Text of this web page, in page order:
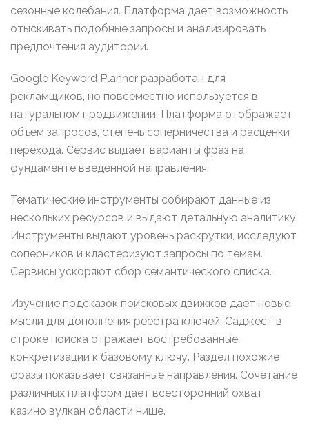
сезонные колебания. Платформа дает возможность
отыскивать подобные запросы и анализировать
предпочтения аудитории.
Google Keyword Planner разработан для
рекламщиков, но повсеместно используется в
натуральном продвижении. Платформа отображает
объём запросов, степень соперничества и расценки
перехода. Сервис выдает варианты фраз на
фундаменте введённой направления.
Тематические инструменты собирают данные из
нескольких ресурсов и выдают детальную аналитику.
Инструменты выдают уровень раскрутки, исследуют
соперников и кластеризуют запросы по темам.
Сервисы ускоряют сбор семантического списка.
Изучение подсказок поисковых движков даёт новые
мысли для дополнения реестра ключей. Саджест в
строке поиска отражает востребованные
конкретизации к базовому ключу. Раздел похожие
фразы показывает связанные направления. Сочетание
различных платформ дает всесторонний охват
казино вулкан области нише.